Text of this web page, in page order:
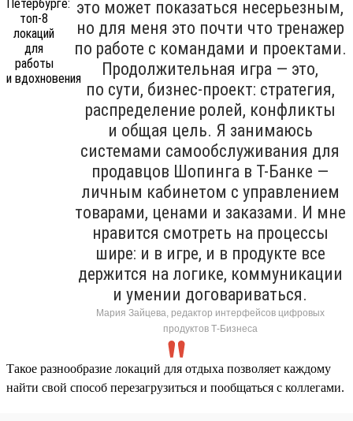
это может показаться несерьезным,
но для меня это почти что тренажер
по работе с командами и проектами.
Продолжительная игра — это,
по сути, бизнес-проект: стратегия,
распределение ролей, конфликты
и общая цель. Я занимаюсь
системами самообслуживания для
продавцов Шопинга в Т-Банке —
личным кабинетом с управлением
товарами, ценами и заказами. И мне
нравится смотреть на процессы
шире: и в игре, и в продукте все
держится на логике, коммуникации
и умении договариваться.
Мария Зайцева, редактор интерфейсов цифровых
продуктов Т-Бизнеса
Такое разнообразие локаций для отдыха позволяет каждому
найти свой способ перезагрузиться и пообщаться с коллегами.